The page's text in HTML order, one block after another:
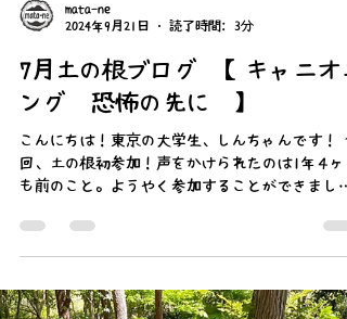
mata-ne
2024年9月21日
読了時間: 3分
7月土の根ブログ 【キャニオ
ング〜恐怖の先に〜】
回、土の根初参加！声をかけられたのは1年４ヶ
も前のこと。ようやく参加することができまし